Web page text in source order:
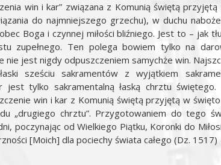
win i kar” związana z Komunią świętą
do najmniejszego grzechu), w duchu
Boga i czynnej miłości bliźniego. Jest to – jak
zupełnego. Ten polega bowiem tylko na
nie jest nigdy odpuszczeniem samychże win.
sześciu sakramentów z wyjątkiem
tylko sakramentalną łaską chrztu
win i kar z Komunią świętą przyjętą w
„drugiego chrztu”. Przygotowaniem do tego
poczynając od Wielkiego Piątku, Koronki do
[Moich] dla pociechy świata całego (Dz. 1517)